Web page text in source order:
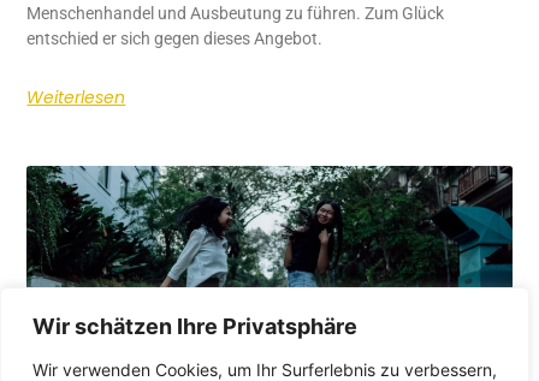
Wir schätzen Ihre Privatsphäre
Wir verwenden Cookies, um Ihr Surferlebnis zu verbessern,
Menschenhandel und Ausbeutung zu führen. Zum Glück
entschied er sich gegen dieses Angebot.
Weiterlesen